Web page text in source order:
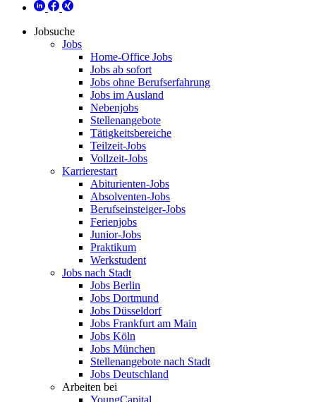
Jobsuche
Jobs
Home-Office Jobs
Jobs ab sofort
Jobs ohne Berufserfahrung
Jobs im Ausland
Nebenjobs
Stellenangebote
Tätigkeitsbereiche
Teilzeit-Jobs
Vollzeit-Jobs
Karrierestart
Abiturienten-Jobs
Absolventen-Jobs
Berufseinsteiger-Jobs
Ferienjobs
Junior-Jobs
Praktikum
Werkstudent
Jobs nach Stadt
Jobs Berlin
Jobs Dortmund
Jobs Düsseldorf
Jobs Frankfurt am Main
Jobs Köln
Jobs München
Stellenangebote nach Stadt
Jobs Deutschland
Arbeiten bei
YoungCapital